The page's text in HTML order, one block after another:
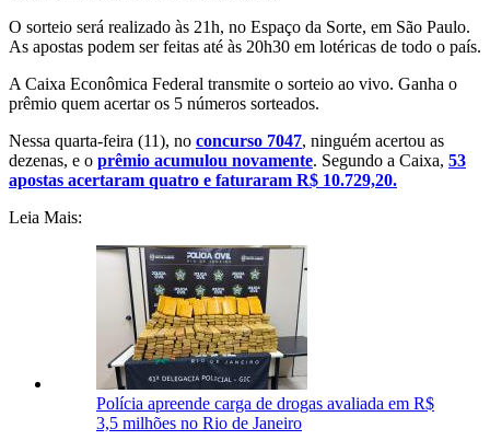
O sorteio será realizado às 21h, no Espaço da Sorte, em São Paulo.
As apostas podem ser feitas até às 20h30 em lotéricas de todo o país.
A Caixa Econômica Federal transmite o sorteio ao vivo. Ganha o
prêmio quem acertar os 5 números sorteados.
Nessa quarta-feira (11), no concurso 7047, ninguém acertou as
dezenas, e o prêmio acumulou novamente. Segundo a Caixa, 53
apostas acertaram quatro e faturaram R$ 10.729,20.
Leia Mais:
Polícia apreende carga de drogas avaliada em R$
3,5 milhões no Rio de Janeiro